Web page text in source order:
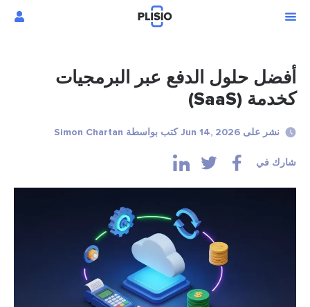
أفضل حلول الدفع عبر البرمجيات
كخدمة (SaaS)
نشر على Jun 14, 2026 كتب بواسطة Simon Chartan
شارك في